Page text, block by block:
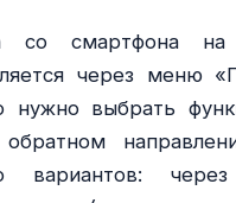
со смартфона на
через меню
нужно выбрать
вариантов: